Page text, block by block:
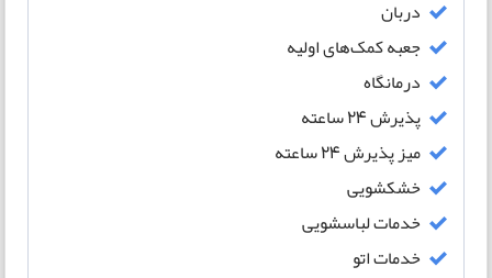
دربان
جعبه کمک‌های اولیه
درمانگاه
پذیرش ۲۴ ساعته
میز پذیرش ۲۴ ساعته
خشکشویی
خدمات لباسشویی
خدمات اتو